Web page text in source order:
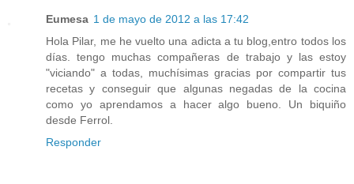
Eumesa 1 de mayo de 2012 a las 17:42
Hola Pilar, me he vuelto una adicta a tu blog,entro todos los
días. tengo muchas compañeras de trabajo y las estoy
"viciando" a todas, muchísimas gracias por compartir tus
recetas y conseguir que algunas negadas de la cocina
como yo aprendamos a hacer algo bueno. Un biquiño
desde Ferrol.
Responder